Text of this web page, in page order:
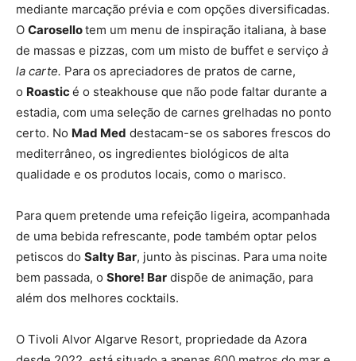
mediante marcação prévia e com opções diversificadas.
O Carosellotem um menu de inspiração italiana, à base
de massas e pizzas, com um misto de buffet e serviço à
la carte. Para os apreciadores de pratos de carne,
o Roasticé o steakhouse que não pode faltar durante a
estadia, com uma seleção de carnes grelhadas no ponto
certo. No Mad Med destacam-se os sabores frescos do
mediterrâneo, os ingredientes biológicos de alta
qualidade e os produtos locais, como o marisco.
Para quem pretende uma refeição ligeira, acompanhada
de uma bebida refrescante, pode também optar pelos
petiscos do Salty Bar, junto às piscinas. Para uma noite
bem passada, o Shore! Bar dispõe de animação, para
além dos melhores cocktails.
O Tivoli Alvor Algarve Resort, propriedade da Azora